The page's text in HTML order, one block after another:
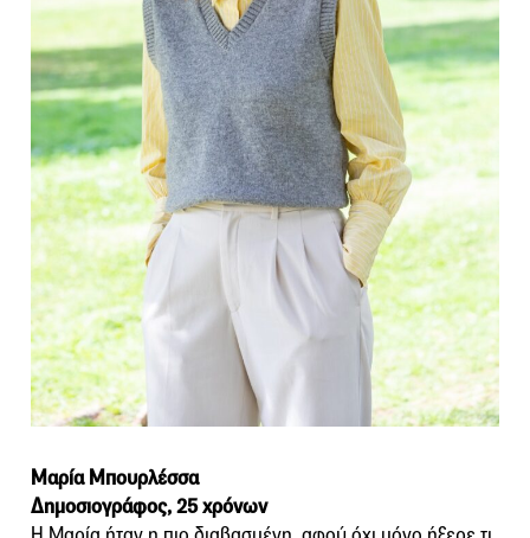
Μαρία Μπουρλέσσα
Δημοσιογράφος, 25 χρόνων